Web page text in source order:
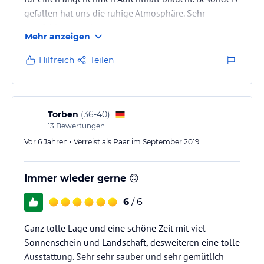
gefallen hat uns die ruhige Atmosphäre. Sehr
Mehr anzeigen
Hilfreich Teilen
Torben (36-40)
13 Bewertungen
Vor 6 Jahren • Verreist als Paar im September 2019
Immer wieder gerne 🙃
6 / 6
Ganz tolle Lage und eine schöne Zeit mit viel
Sonnenschein und Landschaft, desweiteren eine tolle
Ausstattung. Sehr sehr sauber und sehr gemütlich